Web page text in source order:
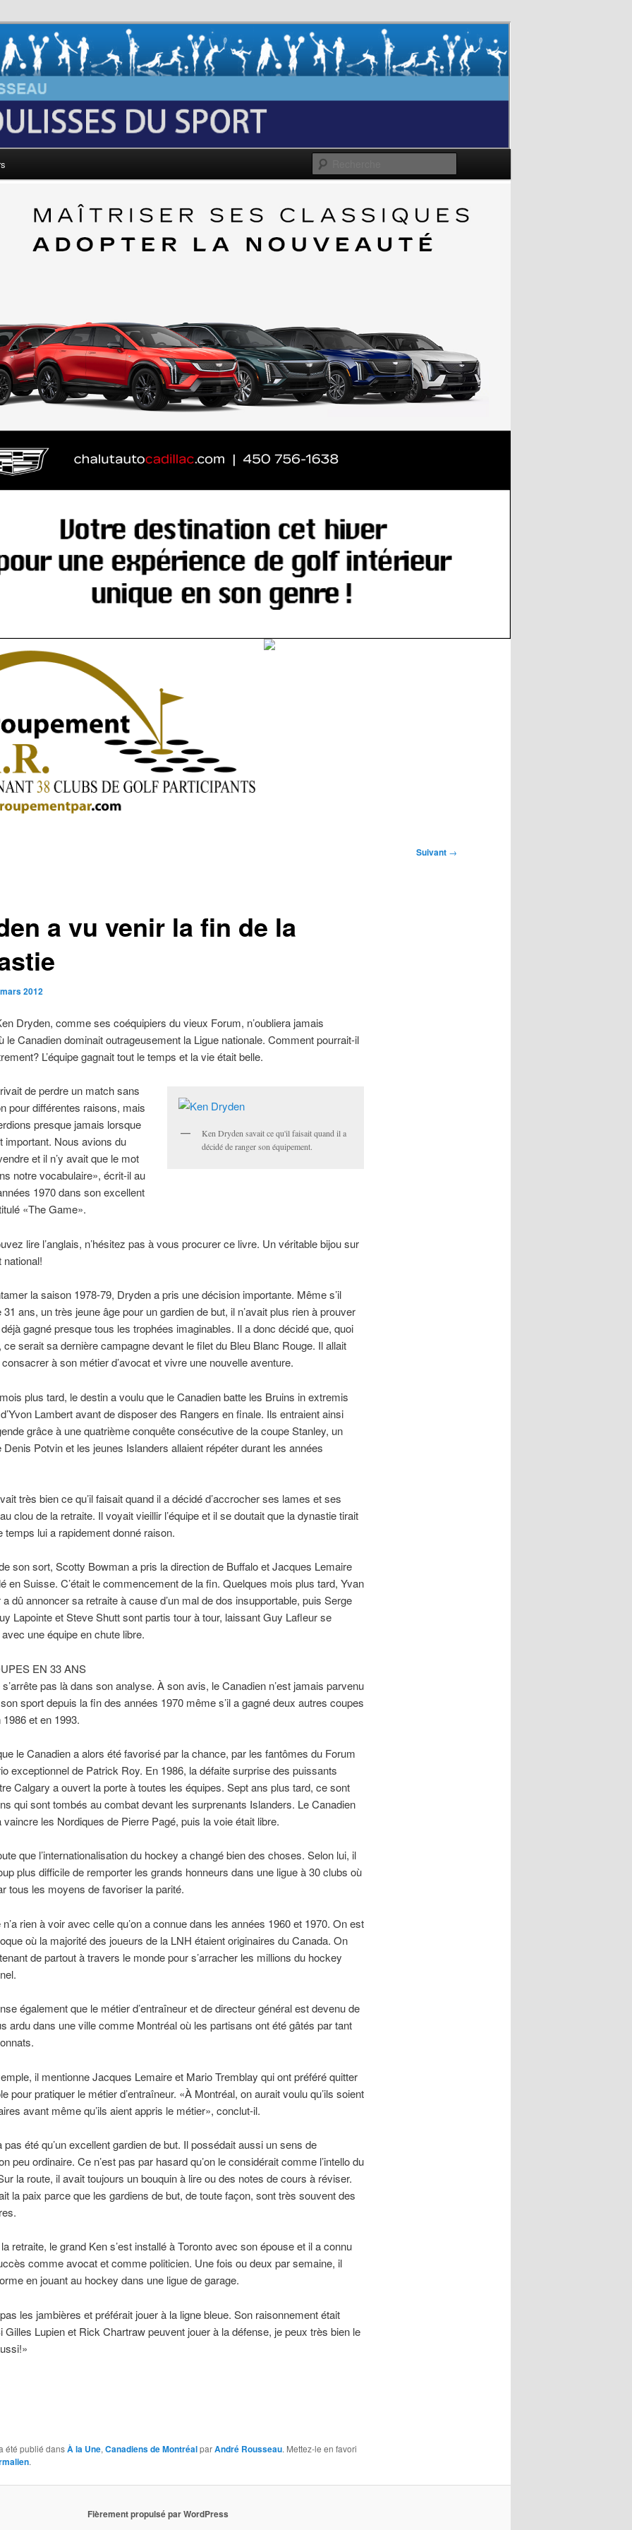
Les Coulisses du Sport
Suivant →
a vu venir la fin de la
2012
Dryden, comme ses coéquipiers du vieux Forum, n’oubliera jamais
le Canadien dominait outrageusement la Ligue nationale. Comment pourrait-il
L’équipe gagnait tout le temps et la vie était belle.
Ken Dryden savait ce qu'il faisait quand il a
décidé de ranger son équipement.
de perdre un match sans
pour différentes raisons, mais
presque jamais lorsque
important. Nous avions du
et il n’y avait que le mot
notre vocabulaire», écrit-il au
1970 dans son excellent
«The Game».
lire l’anglais, n’hésitez pas à vous procurer ce livre. Un véritable bijou sur
national!
la saison 1978-79, Dryden a pris une décision importante. Même s’il
31 ans, un très jeune âge pour un gardien de but, il n’avait plus rien à prouver
gagné presque tous les trophées imaginables. Il a donc décidé que, quoi
ce serait sa dernière campagne devant le filet du Bleu Blanc Rouge. Il allait
à son métier d’avocat et vivre une nouvelle aventure.
plus tard, le destin a voulu que le Canadien batte les Bruins in extremis
Lambert avant de disposer des Rangers en finale. Ils entraient ainsi
grâce à une quatrième conquête consécutive de la coupe Stanley, un
Denis Potvin et les jeunes Islanders allaient répéter durant les années
très bien ce qu’il faisait quand il a décidé d’accrocher ses lames et ses
clou de la retraite. Il voyait vieillir l’équipe et il se doutait que la dynastie tirait
temps lui a rapidement donné raison.
son sort, Scotty Bowman a pris la direction de Buffalo et Jacques Lemaire
en Suisse. C’était le commencement de la fin. Quelques mois plus tard, Yvan
dû annoncer sa retraite à cause d’un mal de dos insupportable, puis Serge
Lapointe et Steve Shutt sont partis tour à tour, laissant Guy Lafleur se
une équipe en chute libre.
EN 33 ANS
pas là dans son analyse. À son avis, le Canadien n’est jamais parvenu
sport depuis la fin des années 1970 même s’il a gagné deux autres coupes
et en 1993.
le Canadien a alors été favorisé par la chance, par les fantômes du Forum
exceptionnel de Patrick Roy. En 1986, la défaite surprise des puissants
Calgary a ouvert la porte à toutes les équipes. Sept ans plus tard, ce sont
qui sont tombés au combat devant les surprenants Islanders. Le Canadien
vaincre les Nordiques de Pierre Pagé, puis la voie était libre.
que l’internationalisation du hockey a changé bien des choses. Selon lui, il
plus difficile de remporter les grands honneurs dans une ligue à 30 clubs où
tous les moyens de favoriser la parité.
rien à voir avec celle qu’on a connue dans les années 1960 et 1970. On est
où la majorité des joueurs de la LNH étaient originaires du Canada. On
de partout à travers le monde pour s’arracher les millions du hockey
également que le métier d’entraîneur et de directeur général est devenu de
ardu dans une ville comme Montréal où les partisans ont été gâtés par tant
il mentionne Jacques Lemaire et Mario Tremblay qui ont préféré quitter
pour pratiquer le métier d’entraîneur. «À Montréal, on aurait voulu qu’ils soient
avant même qu’ils aient appris le métier», conclut-il.
pas été qu’un excellent gardien de but. Il possédait aussi un sens de
peu ordinaire. Ce n’est pas par hasard qu’on le considérait comme l’intello du
la route, il avait toujours un bouquin à lire ou des notes de cours à réviser.
la paix parce que les gardiens de but, de toute façon, sont très souvent des
retraite, le grand Ken s’est installé à Toronto avec son épouse et il a connu
comme avocat et comme politicien. Une fois ou deux par semaine, il
en jouant au hockey dans une ligue de garage.
pas les jambières et préférait jouer à la ligne bleue. Son raisonnement était
Gilles Lupien et Rick Chartraw peuvent jouer à la défense, je peux très bien le
été publié dansÀ la Une, Canadiens de MontréalparAndré Rousseau. Mettez-le en favori
.
Fièrement propulsé par WordPress